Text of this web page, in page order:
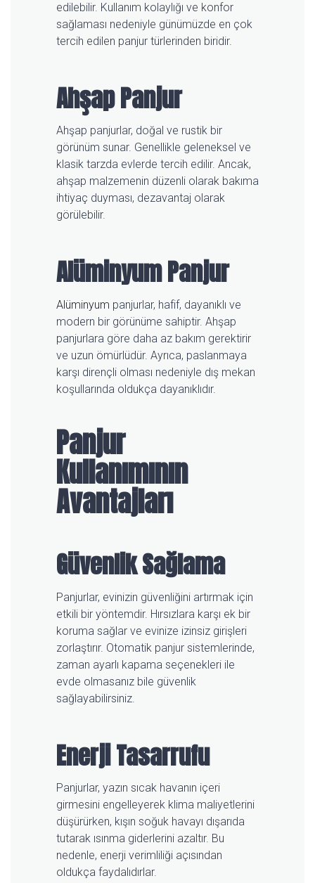
edilebilir. Kullanım kolaylığı ve konfor
sağlaması nedeniyle günümüzde en çok
tercih edilen panjur türlerinden biridir.
Ahşap Panjur
Ahşap panjurlar, doğal ve rustik bir
görünüm sunar. Genellikle geleneksel ve
klasik tarzda evlerde tercih edilir. Ancak,
ahşap malzemenin düzenli olarak bakıma
ihtiyaç duyması, dezavantaj olarak
görülebilir.
Alüminyum Panjur
Alüminyum panjurlar, hafif, dayanıklı ve
modern bir görünüme sahiptir. Ahşap
panjurlara göre daha az bakım gerektirir
ve uzun ömürlüdür. Ayrıca, paslanmaya
karşı dirençli olması nedeniyle dış mekan
koşullarında oldukça dayanıklıdır.
Panjur
Kullanımının
Avantajları
Güvenlik Sağlama
Panjurlar, evinizin güvenliğini artırmak için
etkili bir yöntemdir. Hırsızlara karşı ek bir
koruma sağlar ve evinize izinsiz girişleri
zorlaştırır. Otomatik panjur sistemlerinde,
zaman ayarlı kapama seçenekleri ile
evde olmasanız bile güvenlik
sağlayabilirsiniz.
Enerji Tasarrufu
Panjurlar, yazın sıcak havanın içeri
girmesini engelleyerek klima maliyetlerini
düşürürken, kışın soğuk havayı dışarıda
tutarak ısınma giderlerini azaltır. Bu
nedenle, enerji verimliliği açısından
oldukça faydalıdırlar.